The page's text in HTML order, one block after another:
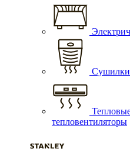
Сушилки
тепловентиляторы